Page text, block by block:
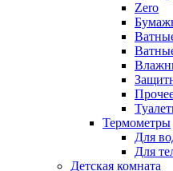
Zero
Термометры
Для
Для
Детская комната